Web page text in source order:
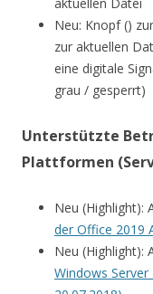
Neu: Knopf ()
zur aktuellen
eine digitale
grau / gesperrt)
Unterstützte
Plattformen
Neu (Highlight):
der Office 2019
Neu (Highlight):
Windows Server